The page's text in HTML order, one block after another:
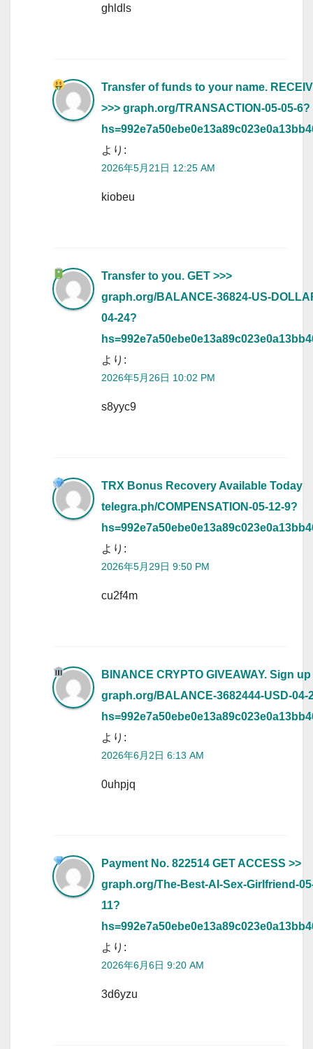
ghldls
Transfer of funds to your name.
>>> graph.org/TRANSACTION-05-05-6?
より:
2026年5月21日 12:25 AM
kiobeu
Transfer to you. GET >>>
graph.org/BALANCE-36824-US-
04-24?
より:
2026年5月26日 10:02 PM
s8yyc9
TRX Bonus Recovery Available Today
telegra.ph/COMPENSATION-05-12-9?
より:
2026年5月29日 9:50 PM
cu2f4m
BINANCE CRYPTO GIVEAWAY. Sign
graph.org/BALANCE-3682444-USD-04-
より:
2026年6月2日 6:13 AM
0uhpjq
Payment No. 822514 GET ACCESS >>
graph.org/The-Best-AI-Sex-Girlfriend-
11?
より:
2026年6月6日 9:20 AM
3d6yzu